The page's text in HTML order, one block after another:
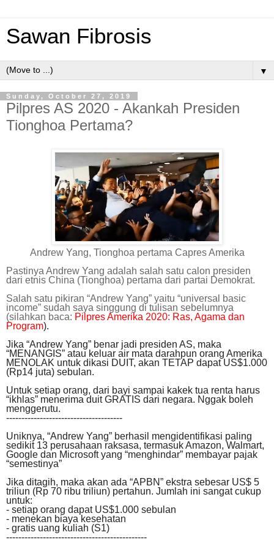
Sawan Fibrosis
▼
Sunday, October 27, 2019
Pilpres AS 2020 - Akankah Presiden
Tionghoa Pertama?
Andrew Yang, Tionghoa pertama Capres Amerika
Pastinya Andrew Yang adalah salah satu calon presiden
dari etnis China (Tionghoa) pertama dari partai Demokrat.
Salah satu pikiran “Andrew Yang” yaitu “universal basic
income” sudah saya singgung di tulisan sebelumnya
(silahkan baca: Pilpres Amerika 2020: Ras, Agama dan
Program).
Jika “Andrew Yang” benar jadi presiden AS, maka
“MENANGIS” atau keluar air mata darahpun orang Amerika
MENOLAK untuk dikasi DUIT, akan TETAP dapat US$1.000
(Rp14 juta) sebulan.
Untuk setiap orang, dari bayi sampai kakek tua renta harus
“ikhlas” menerima duit GRATIS dari negara. Nggak boleh
menggerutu.
--------------------------------------
Uniknya, “Andrew Yang” berhasil mengidentifikasi paling
sedikit 13 perusahaan raksasa, termasuk Amazon, Walmart,
Google dan Microsoft yang “menghindar” membayar pajak
“semestinya”
Jika ditagih, maka akan ada “APBN” ekstra sebesar US$ 5
triliun (Rp 70 ribu triliun) pertahun. Jumlah ini sangat cukup
untuk:
- setiap orang dapat US$1.000 sebulan
- menekan biaya kesehatan
- gratis uang kuliah (S1)
----------------------------------------------